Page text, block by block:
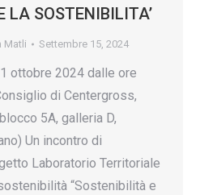
LA SOSTENIBILITA’
Matli Settembre 15, 2024
ottobre 2024 dalle ore
di Centergross,
5A, galleria D,
Un incontro di
Laboratorio Territoriale
“Sostenibilità e